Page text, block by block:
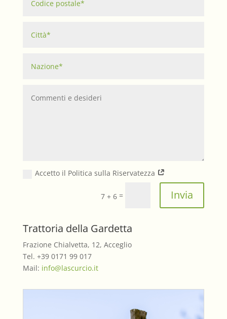
Accetto il Politica sulla Riservatezza
7 + 6 = Invia
Trattoria della Gardetta
Frazione Chialvetta, 12, Acceglio
Tel. +39 0171 99 017
Mail: info@lascurcio.it